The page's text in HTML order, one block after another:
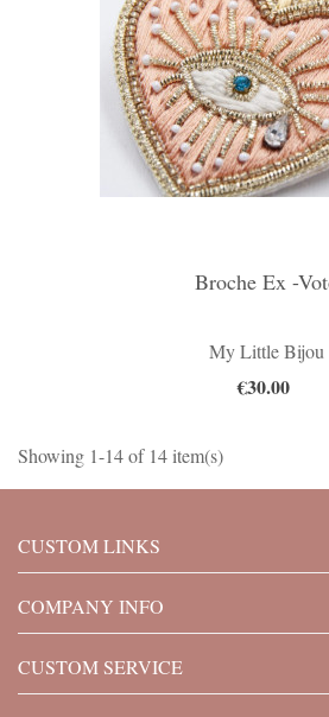
Broche Ex -
My Little Bijou
€30.00
Showing 1-14 of 14 item(s)
CUSTOM LINKS
COMPANY INFO
CUSTOM SERVICE